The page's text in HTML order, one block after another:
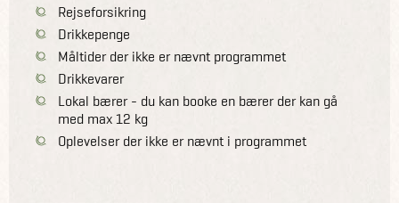
Rejseforsikring
Drikkepenge
Måltider der ikke er nævnt programmet
Drikkevarer
Lokal bærer - du kan booke en bærer der kan gå
med max 12 kg
Oplevelser der ikke er nævnt i programmet